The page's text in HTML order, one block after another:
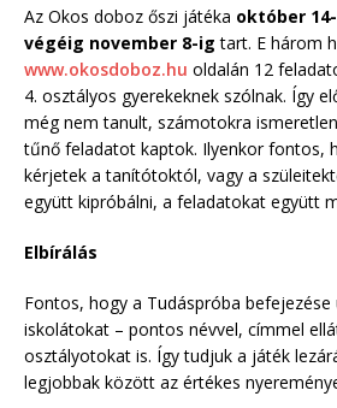
Az Okos doboz őszi játéka október
végéig november 8-ig tart. E három
www.okosdoboz.hu oldalán 12
4. osztályos gyerekeknek szólnak. Így
még nem tanult, számotokra
tűnő feladatot kaptok. Ilyenkor fontos,
kérjetek a tanítótoktól, vagy a
együtt kipróbálni, a feladatokat együtt
Elbírálás
Fontos, hogy a Tudáspróba
iskolátokat – pontos névvel, címmel
osztályotokat is. Így tudjuk a játék
legjobbak között az értékes